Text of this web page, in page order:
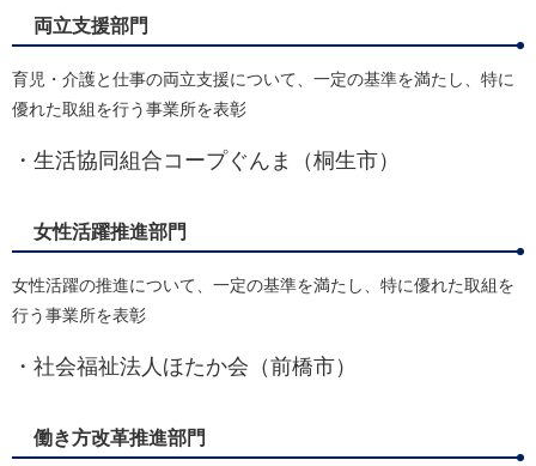
両立支援部門
​育児・介護と仕事の両立支援について、一定の基準を満たし、特に
優れた取組を行う事業所を表彰
・生活協同組合コープぐんま（桐生市）
女性活躍推進部門
​女性活躍の推進について、一定の基準を満たし、特に優れた取組を
行う事業所を表彰
・社会福祉法人ほたか会（前橋市）​
働き方改革推進部門